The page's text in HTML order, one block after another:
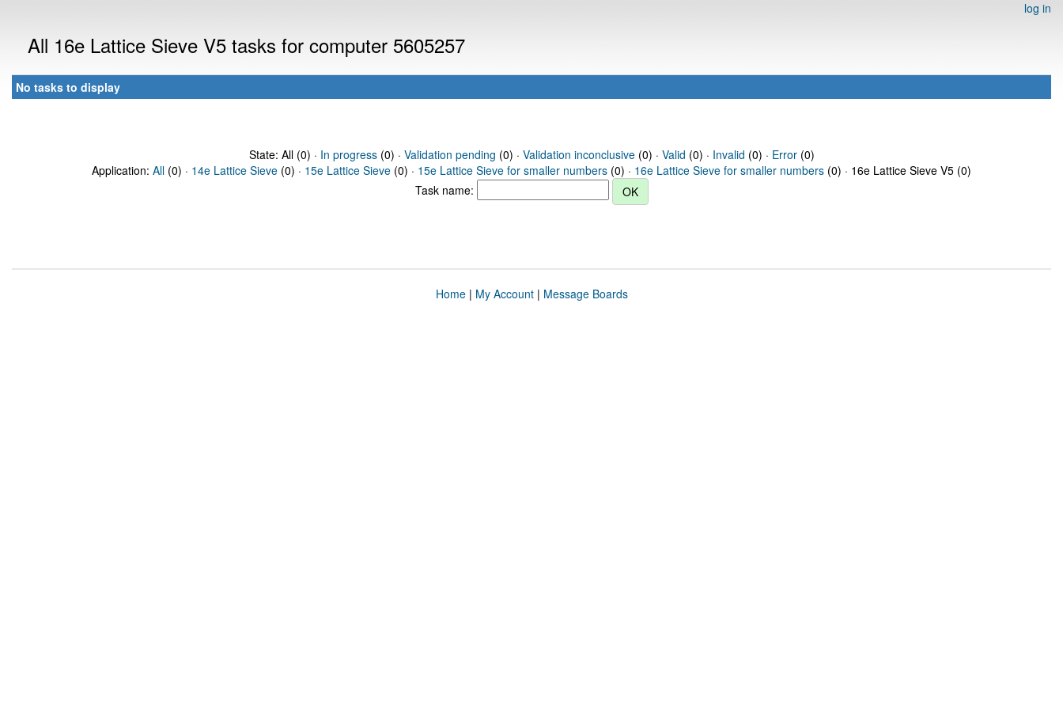
log in
All 16e Lattice Sieve V5 tasks for computer 5605257
No tasks to display
State: All (0) · In progress(0) · Validation pending (0) · Validation inconclusive(0) · Valid (0) · Invalid (0) · Error(0)
Application: All (0) · 14e Lattice Sieve (0) · 15e Lattice Sieve (0) · 15e Lattice Sieve for smaller numbers (0) · 16e Lattice Sieve for smaller numbers (0) · 16e Lattice Sieve V5 (0)
Task name:
Home| My Account| Message Boards